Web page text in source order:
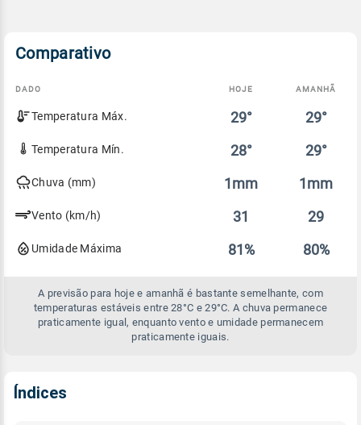
Comparativo
Comparativo
entre
previsão
hoje
DADO HOJE AMANHÃ
Temperatura Máx. 29° 29°
Temperatura Mín. 28° 29°
Chuva (mm) 1mm 1mm
Vento (km/h) 31 29
Umidade Máxima 81% 80%
A previsão para hoje e amanhã é bastante semelhante, com
temperaturas estáveis entre 28°C e 29°C. A chuva permanece
praticamente igual, enquanto vento e umidade permanecem
praticamente iguais.
Índices